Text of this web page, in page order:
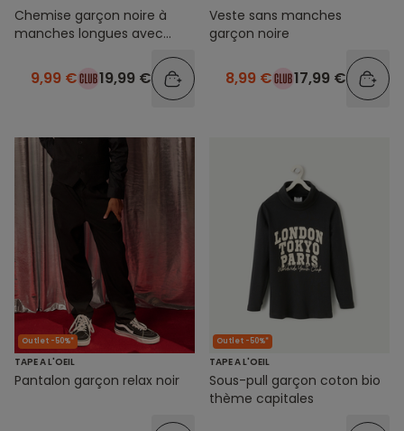
Chemise garçon noire à
manches longues avec
9,99 € 19,99 €
Veste sans manches
garçon noire
8,99 € 17,99 €
Outlet -50%*
TAPE A L'OEIL
Pantalon garçon relax noir
Outlet -50%*
TAPE A L'OEIL
Sous-pull garçon coton bio
thème capitales